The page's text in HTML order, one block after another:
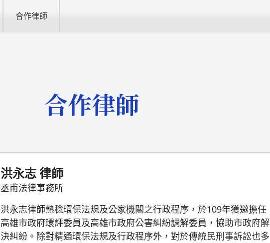
合作律師
合作律師
洪永志 律師
丞甫法律事務所
洪永志律師熟稔環保法規及公家機關之行政程序，於109年獲邀擔任
高雄市政府環評委員及高雄市政府公害糾紛調解委員，協助市政府解
決糾紛。除對精通環保法規及行政程序外，對於傳統民刑事訴訟也多